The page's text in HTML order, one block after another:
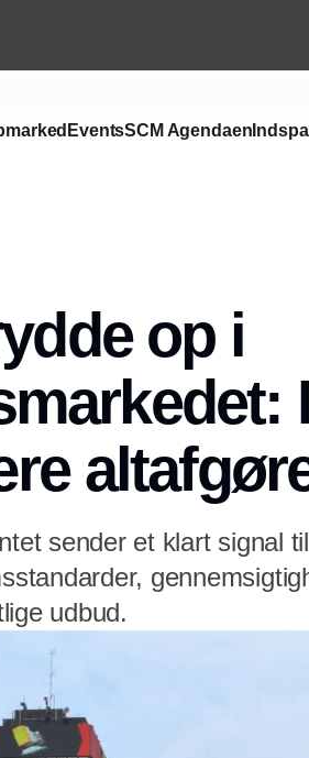
EventsSCM Agendaen
op i
sender et klart signal
udbud.